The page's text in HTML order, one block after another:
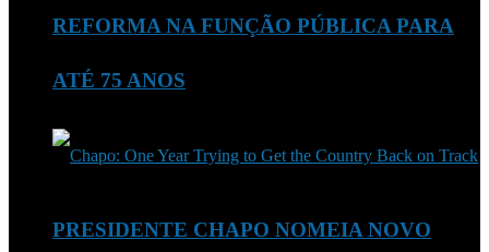
REFORMA NA FUNÇÃO PÚBLICA PARA
ATÉ 75 ANOS
PRESIDENTE CHAPO NOMEIA NOVO